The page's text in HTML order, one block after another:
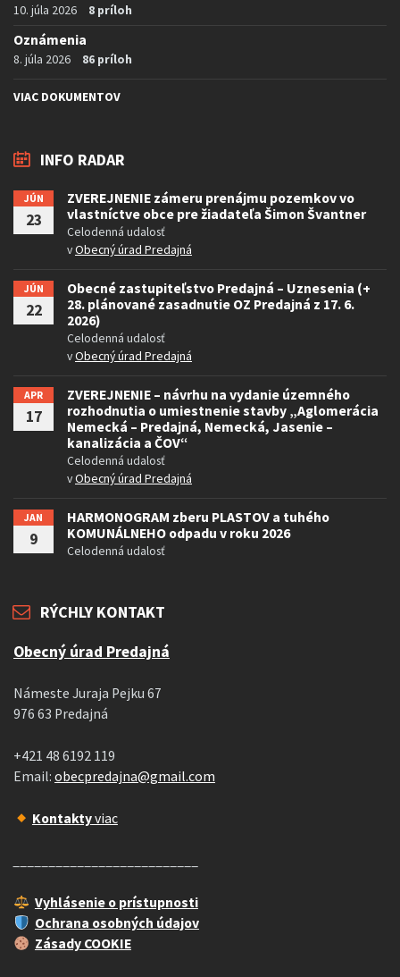
10. júla 2026 8 príloh
Oznámenia
8. júla 2026 86 príloh
VIAC DOKUMENTOV
INFO RADAR
JÚN
23
ZVEREJNENIE zámeru prenájmu pozemkov vo
vlastníctve obce pre žiadateľa Šimon Švantner
Celodenná udalosť
vObecný úrad Predajná
JÚN
22
Obecné zastupiteľstvo Predajná – Uznesenia (+
28. plánované zasadnutie OZ Predajná z 17. 6.
2026)
Celodenná udalosť
vObecný úrad Predajná
APR
17
ZVEREJNENIE – návrhu na vydanie územného
rozhodnutia o umiestnenie stavby „Aglomerácia
Nemecká – Predajná, Nemecká, Jasenie –
kanalizácia a ČOV“
Celodenná udalosť
vObecný úrad Predajná
JAN
9
HARMONOGRAM zberu PLASTOV a tuhého
KOMUNÁLNEHO odpadu v roku 2026
Celodenná udalosť
RÝCHLY KONTAKT
Obecný úrad Predajná
Námeste Juraja Pejku 67
976 63 Predajná
+421 48 6192 119
Email: obecpredajna@gmail.com
Kontaktyviac
Vyhlásenie o prístupnosti
Ochrana osobných údajov
Zásady COOKIE